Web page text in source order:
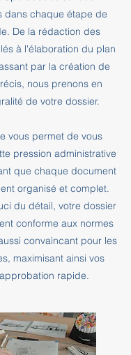
dans chaque étape de
De la rédaction des
à l'élaboration du plan
par la création de
nous prenons en
de votre dossier.
vous permet de vous
pression administrative
que chaque document
organisé et complet.
du détail, votre dossier
conforme aux normes
convaincant pour les
maximisant ainsi vos
rapide.